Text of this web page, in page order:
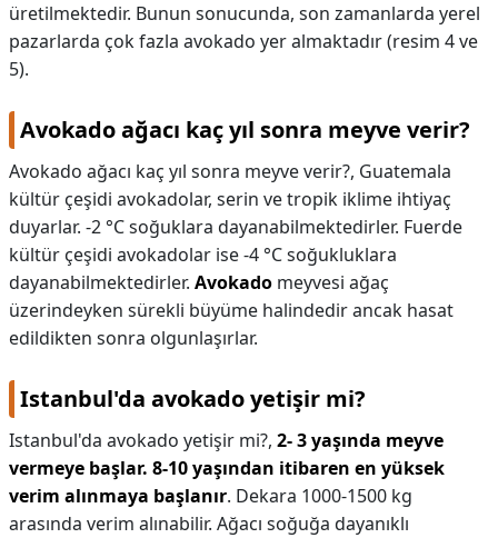
üretilmektedir. Bunun sonucunda, son zamanlarda yerel
pazarlarda çok fazla avokado yer almaktadır (resim 4 ve
5).
Avokado ağacı kaç yıl sonra meyve verir?
Avokado ağacı kaç yıl sonra meyve verir?, Guatemala
kültür çeşidi avokadolar, serin ve tropik iklime ihtiyaç
duyarlar. -2 °C soğuklara dayanabilmektedirler. Fuerde
kültür çeşidi avokadolar ise -4 °C soğukluklara
dayanabilmektedirler. Avokado meyvesi ağaç
üzerindeyken sürekli büyüme halindedir ancak hasat
edildikten sonra olgunlaşırlar.
Istanbul'da avokado yetişir mi?
Istanbul'da avokado yetişir mi?, 2- 3 yaşında meyve
vermeye başlar. 8-10 yaşından itibaren en yüksek
verim alınmaya başlanır. Dekara 1000-1500 kg
arasında verim alınabilir. Ağacı soğuğa dayanıklı